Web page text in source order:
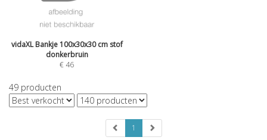
vidaXL Bankje 100x30x30 cm stof
donkerbruin
€46
49 producten
1